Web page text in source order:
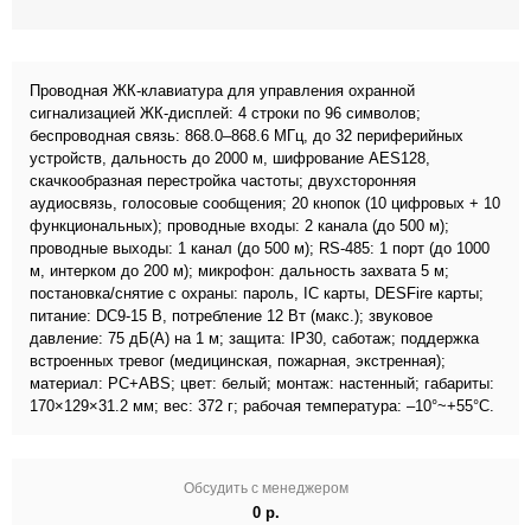
Проводная ЖК-клавиатура для управления охранной
сигнализацией ЖК-дисплей: 4 строки по 96 символов;
беспроводная связь: 868.0–868.6 МГц, до 32 периферийных
устройств, дальность до 2000 м, шифрование AES128,
скачкообразная перестройка частоты; двухсторонняя
аудиосвязь, голосовые сообщения; 20 кнопок (10 цифровых + 10
функциональных); проводные входы: 2 канала (до 500 м);
проводные выходы: 1 канал (до 500 м); RS-485: 1 порт (до 1000
м, интерком до 200 м); микрофон: дальность захвата 5 м;
постановка/снятие с охраны: пароль, IC карты, DESFire карты;
питание: DC9-15 В, потребление 12 Вт (макс.); звуковое
давление: 75 дБ(А) на 1 м; защита: IP30, саботаж; поддержка
встроенных тревог (медицинская, пожарная, экстренная);
материал: PC+ABS; цвет: белый; монтаж: настенный; габариты:
170×129×31.2 мм; вес: 372 г; рабочая температура: –10°~+55°C.
Обсудить с менеджером
0 р.